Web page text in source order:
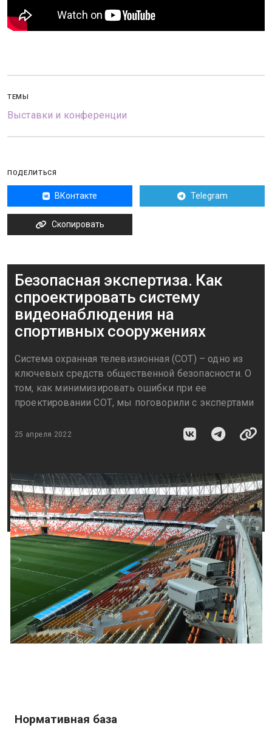
ТЕМЫ
Выставки и конференции
ПОДЕЛИТЬСЯ
ВКонтакте Telegram
Скопировать
Безопасная экспертиза. Как
спроектировать систему
видеонаблюдения на
спортивных сооружениях
Система охранная телевизионная (СОТ) – одно из
ключевых средств общественной безопасности. О
том, как минимизировать ошибки при ее
проектировании СОТ, мы поговорили с экспертами
25 апреля 2022
Нормативная база